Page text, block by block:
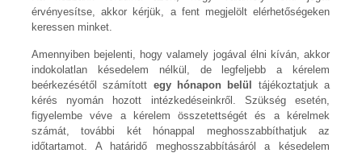
érvényesítse, akkor kérjük, a fent megjelölt elérhetőségeken
keressen minket.
Amennyiben bejelenti, hogy valamely jogával élni kíván, akkor
indokolatlan késedelem nélkül, de legfeljebb a kérelem
beérkezésétől számított egy hónapon belül
tájékoztatjuk a
kérés nyomán hozott intézkedéseinkről. Szükség esetén,
figyelembe véve a kérelem összetettségét és a kérelmek
számát, további két hónappal meghosszabbíthatjuk az
időtartamot. A határidő meghosszabbításáról a késedelem